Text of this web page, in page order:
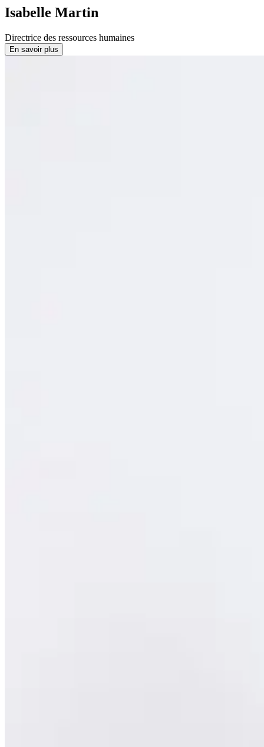
Isabelle Martin
Directrice des ressources humaines
En savoir plus